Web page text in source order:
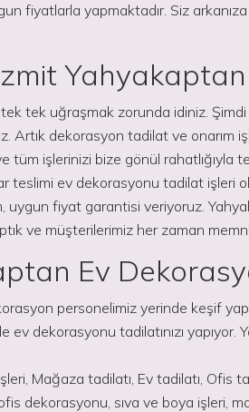
fiyatlarla yapmaktadır. Siz
tek uğraşmak zorunda idiniz.
Artık dekorasyon tadilat ve onarım
tüm işlerinizi bize gönül rahatlığıyla
teslimi ev dekorasyonu tadilat işleri
uygun fiyat garantisi veriyoruz.
ve müşterilerimiz her zaman
Ev
personelimiz yerinde keşif
dekorasyonu tadilatınızı yapıyor.
Mağaza tadilatı, Ev tadilatı, Ofis
dekorasyonu, sıva ve boya işleri,